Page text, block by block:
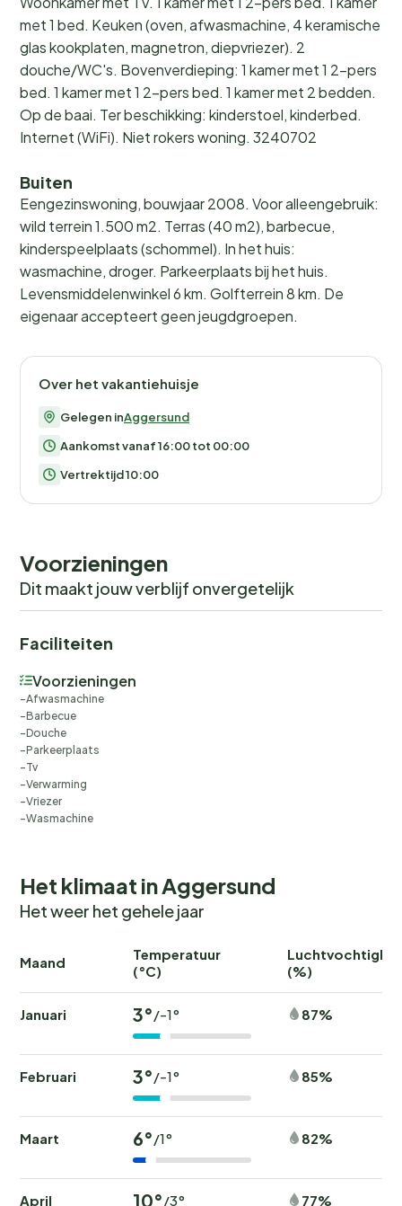
met 1 bed. Keuken (oven, afwasmachine, 4 keramische
glas kookplaten, magnetron, diepvriezer). 2
douche/WC's. Bovenverdieping: 1 kamer met 1 2-pers
bed. 1 kamer met 1 2-pers bed. 1 kamer met 2 bedden.
Op de baai. Ter beschikking: kinderstoel, kinderbed.
Internet (WiFi). Niet rokers woning. 3240702
Buiten
Eengezinswoning, bouwjaar 2008. Voor alleengebruik:
wild terrein 1.500 m2. Terras (40 m2), barbecue,
kinderspeelplaats (schommel). In het huis:
wasmachine, droger. Parkeerplaats bij het huis.
Levensmiddelenwinkel 6 km. Golfterrein 8 km. De
eigenaar accepteert geen jeugdgroepen.
Over het vakantiehuisje
Gelegen inAggersund
Aankomst vanaf 16:00 tot 00:00
Vertrektijd 10:00
Voorzieningen
Dit maakt jouw verblijf onvergetelijk
Faciliteiten
Voorzieningen
Afwasmachine
Barbecue
Douche
Parkeerplaats
Tv
Verwarming
Vriezer
Wasmachine
Het klimaat in Aggersund
Het weer het gehele jaar
Maand
Temperatuur
(°C)
(%)
Januari 3°/-1° 87%
Februari 3°/-1° 85%
Maart 6°/1° 82%
April 10°/3° 77%